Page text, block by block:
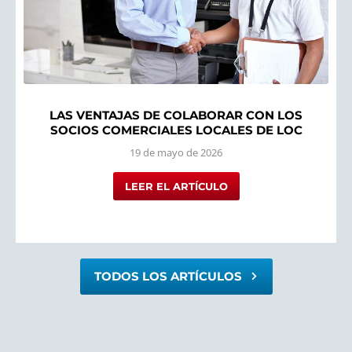
LAS VENTAJAS DE COLABORAR CON LOS
SOCIOS COMERCIALES LOCALES DE LOC
19 de mayo de 2026
LEER EL ARTÍCULO
TODOS LOS ARTÍCULOS